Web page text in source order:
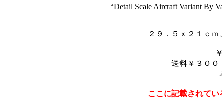
“Detail Scale Aircraft Variant By
２９．５ｘ２１ｃ
送料￥３００
ここに記載されて